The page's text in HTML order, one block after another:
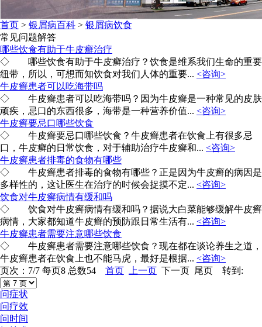
首页 > 银屑病百科 > 银屑病饮食
常见问题解答
哪些饮食有助于牛皮癣治疗
◇ 哪些饮食有助于牛皮癣治疗？饮食是维系我们生命的重要
纽带，所以，可想而知饮食对我们人体的重要... <咨询>
牛皮癣患者可以吃海带吗
◇ 牛皮癣患者可以吃海带吗？因为牛皮癣是一种常见的皮肤
顽疾，忌口的东西很多，海带是一种营养价值... <咨询>
牛皮癣要忌口哪些饮食
◇ 牛皮癣要忌口哪些饮食？牛皮癣患者在饮食上有很多忌
口，牛皮癣的日常饮食，对于辅助治疗牛皮癣和... <咨询>
牛皮癣患者排毒的食物有哪些
◇ 牛皮癣患者排毒的食物有哪些？正是因为牛皮癣的病因是
多样性的，这让医生在治疗的时候会捉摸不定... <咨询>
饮食对牛皮癣病情有缓和吗
◇ 饮食对牛皮癣病情有缓和吗？据说大白菜能够缓解牛皮癣
病情，大家都知道牛皮癣的预防跟日常生活有... <咨询>
牛皮癣患者需要注意哪些饮食
◇ 牛皮癣患者需要注意哪些饮食？现在都在谈论养生之道，
牛皮癣患者在饮食上也不能马虎，最好是根据... <咨询>
页次：7/7 每页8 总数54 首页 上一页 下一页 尾页 转到:
问症状
问疗效
问时间